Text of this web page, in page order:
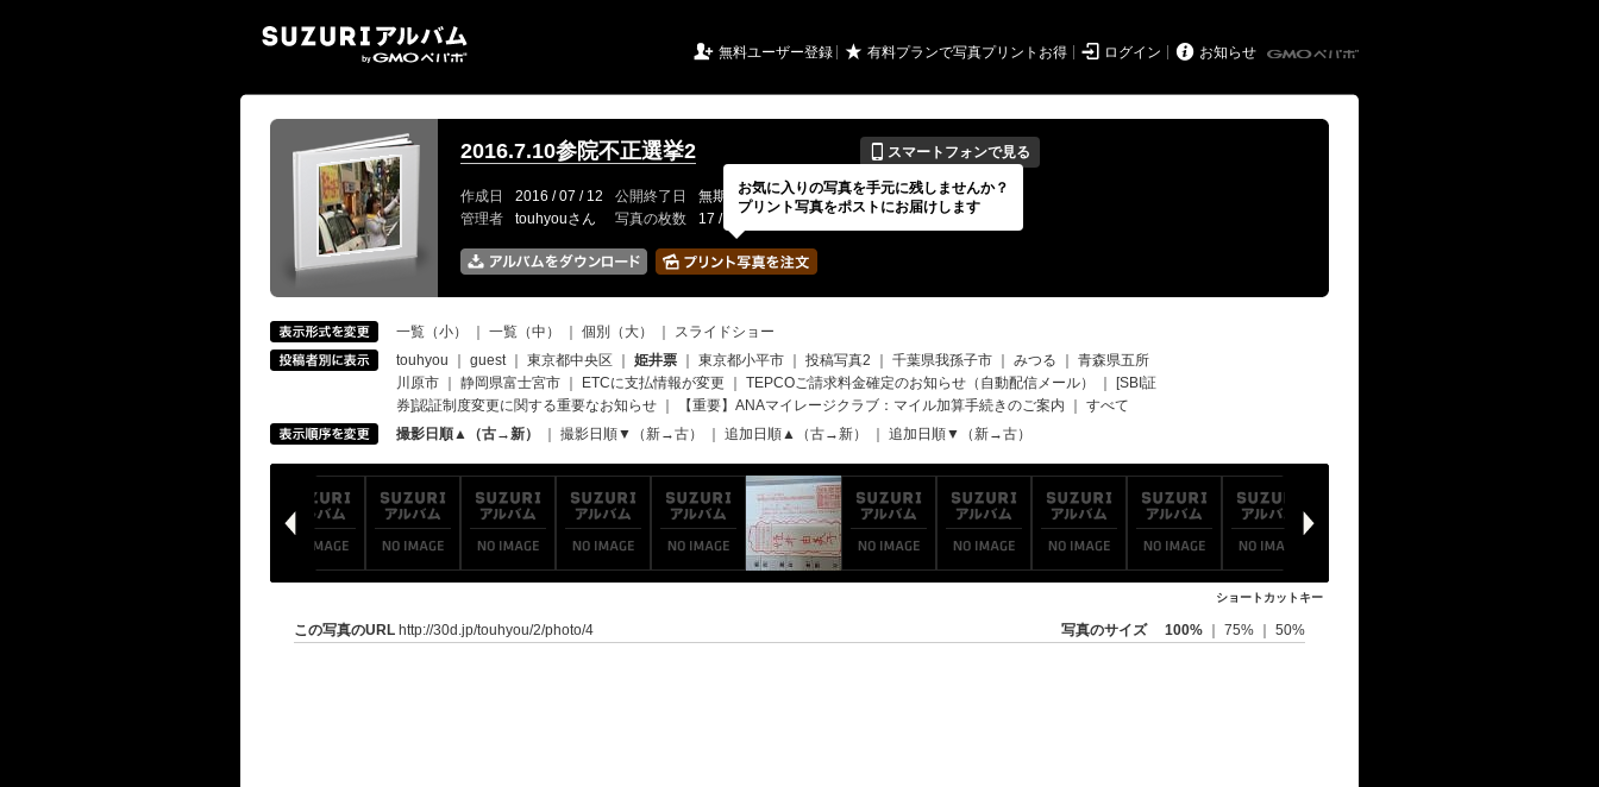
 無料ユーザー登録 ★ 有料プランで写真プリントお得  ログイン  お知らせ
2016.7.10参院不正選挙2 📱 スマートフォンで見る
作成日 2016 / 07 / 12 公開終了日 無期限 イベントの期間
---
管理者
touhyouさん 写真の枚数 17 / 150枚
一覧（小） 一覧（中） 個別（大）
スライドショー
touhyou
guest｜ 東京都中央区 姫井票 東京都小平市 投稿写真2 千葉県我孫子市 みつる
青森県五所
川原市
静岡県富士宮市 ETCに支払情報が変更 TEPCOご請求料金確定のお知らせ（自動配信メール）
[SBI証
券]認証制度変更に関する重要なお知らせ
【重要】ANAマイレージクラブ：マイル加算手続きのご案内
すべて
撮影日順▲（古→新）
撮影日順▼（新→古） 追加日順▲（古→新） 追加日順▼（新→古）
ショートカットキー
この写真のURL http://30d.jp/touhyou/2/photo/4 写真のサイズ 100% 75% 50%
お気に入りの写真を手元に残しませんか？
プリント写真をポストにお届けします